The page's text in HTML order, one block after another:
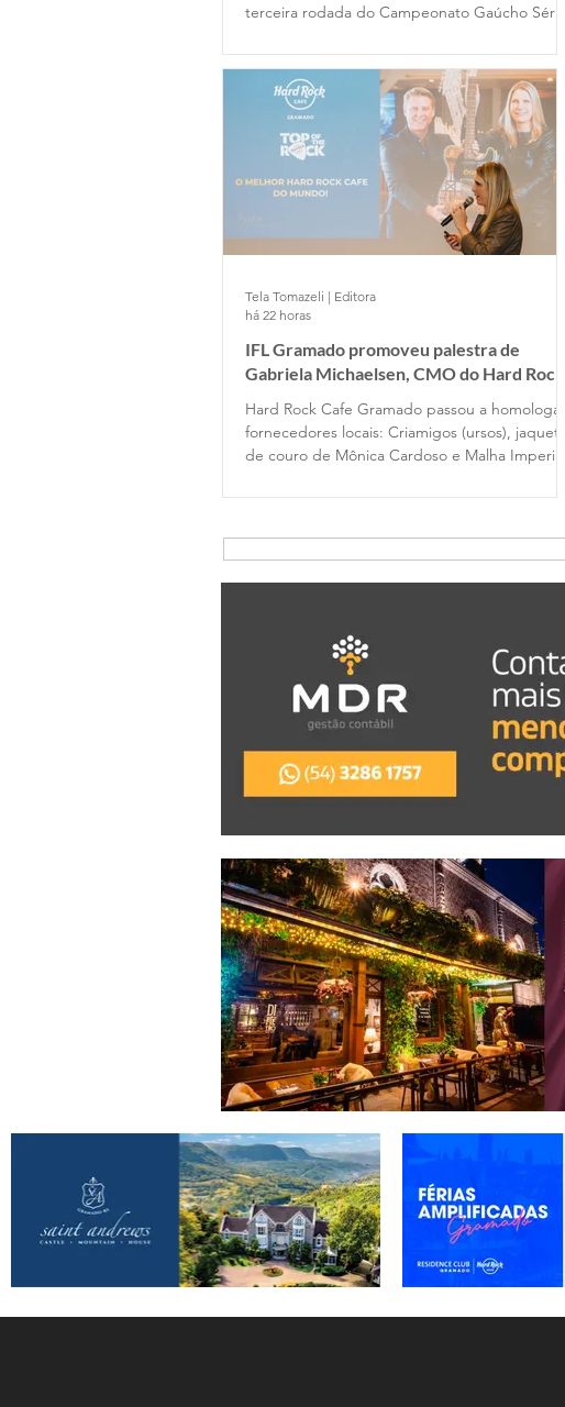
terceira rodada do Campeonato Gaúcho Série
IFL Gramado promoveu palestra de
Gabriela Michaelsen, CMO do Hard Rock
Cafe Gramado
Hard Rock Cafe Gramado passou a homologar
fornecedores locais: Criamigos (ursos), jaquetas
de couro de Mônica Cardoso e Malha Imperial
Tela Tomazeli | Editora
há 22 horas